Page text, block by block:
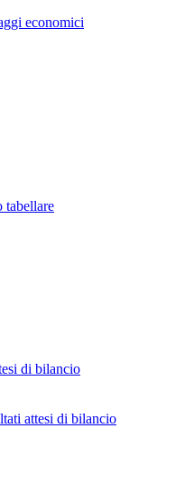
economici
tabellare
di bilancio
attesi di bilancio